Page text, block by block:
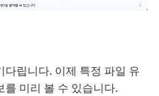
립니다. 이제 특정 파일 유
미리 볼 수 있습니다.